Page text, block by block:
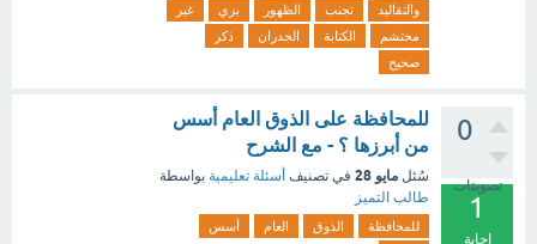
والتقاليد
تجنب الظهور بزي
غير
محتشم
الكتابة الجدران
ذكر
صحيح
0
تصويتات
1
إجابة
للمحافظة على الذوق العام أسس
من أبرزها ؟ - مع الشرح
سُئل مايو 28 في تصنيف أسئلة تعليمية بواسطة
طالب التميز
للمحافظة الذوق العام
أسس